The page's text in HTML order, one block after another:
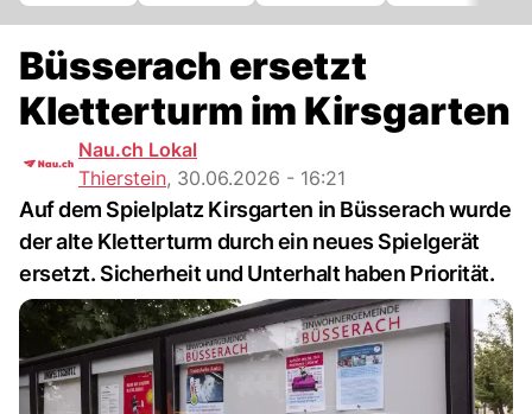
Büsserach ersetzt
Kletterturm im Kirsgarten
Nau.ch Lokal
Thierstein, 30.06.2026 - 16:21
Auf dem Spielplatz Kirsgarten in Büsserach wurde
der alte Kletterturm durch ein neues Spielgerät
ersetzt. Sicherheit und Unterhalt haben Priorität.